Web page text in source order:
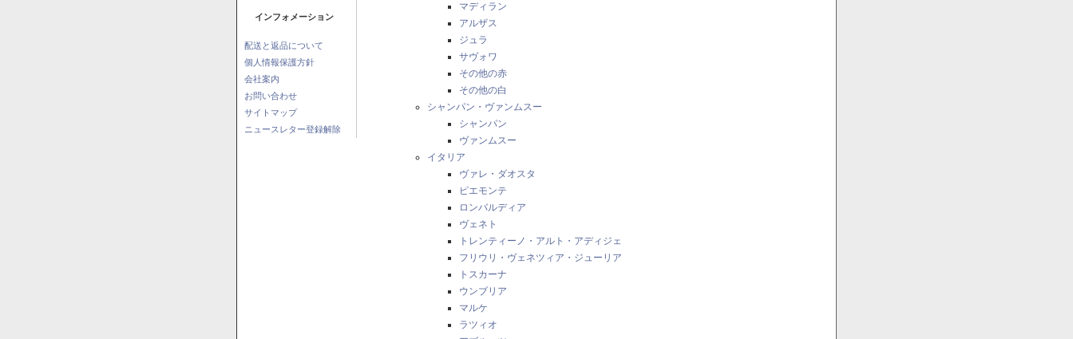
インフォメーション
配送と返品について
個人情報保護方針
会社案内
お問い合わせ
サイトマップ
ニュースレター登録解除
マディラン
アルザス
ジュラ
サヴォワ
その他の赤
その他の白
シャンパン・ヴァンムスー
シャンパン
ヴァンムスー
イタリア
ヴァレ・ダオスタ
ピエモンテ
ロンバルディア
ヴェネト
トレンティーノ・アルト・アディジェ
フリウリ・ヴェネツィア・ジューリア
トスカーナ
ウンブリア
マルケ
ラツィオ